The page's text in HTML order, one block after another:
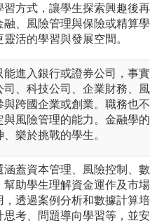
方式，讓學生探索興趣後
、風險管理與保險或精算
活的學習與發展空間。
進入銀行或證券公司，事
、科技公司、企業財務、風
跨國企業或創業。職務也
風險管理的能力。金融學
樂於挑戰的學生。
蓋資本管理、風險控制、
助學生理解資金運作及市
透過案例分析和數據計算
考、問題導向學習等，並